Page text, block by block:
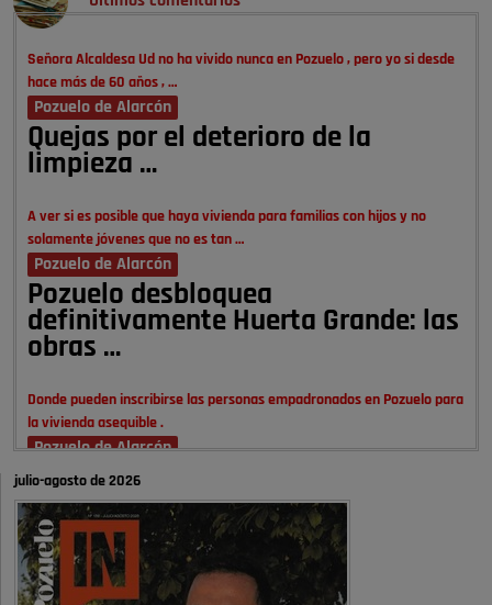
Señora Alcaldesa Ud no ha vivido nunca en Pozuelo , pero yo si desde
hace más de 60 años , …
Pozuelo de Alarcón
Quejas por el deterioro de la
limpieza …
A ver si es posible que haya vivienda para familias con hijos y no
solamente jóvenes que no es tan …
Pozuelo de Alarcón
Pozuelo desbloquea
definitivamente Huerta Grande: las
obras …
Donde pueden inscribirse las personas empadronados en Pozuelo para
la vivienda asequible .
Pozuelo de Alarcón
Pozuelo desbloquea
definitivamente Huerta Grande: las
obras …
También pienso que si no fuéramos tan sucios no haría falta denunciar
julio-agosto de 2026